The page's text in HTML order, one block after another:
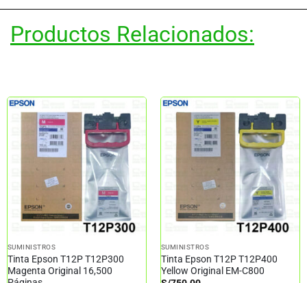
Productos Relacionados:
SUMINISTROS
Tinta Epson T12P T12P300
Magenta Original 16,500
SUMINISTROS
Tinta Epson T12P T12P400
Yellow Original EM-C800